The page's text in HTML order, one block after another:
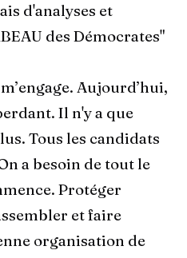
d'analyses et
des Démocrates"
Aujourd’hui,
Il n'y a que
Tous les candidats
a besoin de tout le
Protéger
et faire
organisation de